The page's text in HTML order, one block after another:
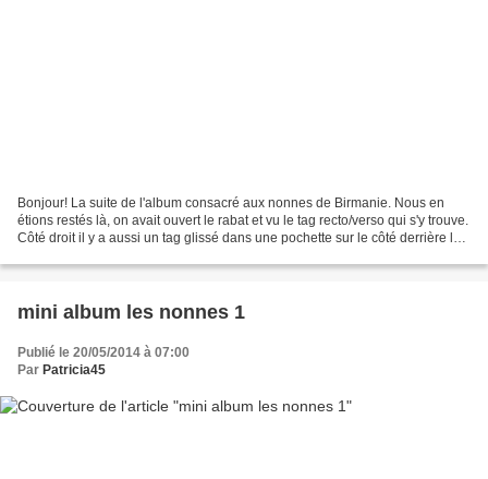
Bonjour! La suite de l'album consacré aux nonnes de Birmanie. Nous en
étions restés là, on avait ouvert le rabat et vu le tag recto/verso qui s'y trouve.
Côté droit il y a aussi un tag glissé dans une pochette sur le côté derrière la
mini album les nonnes 1
Publié le 20/05/2014 à 07:00
Par Patricia45